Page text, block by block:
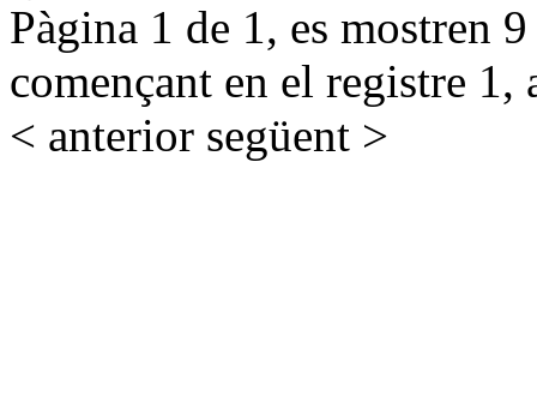
Pàgina 1 de 1, es mostren
començant en el registre 1,
< anterior següent >